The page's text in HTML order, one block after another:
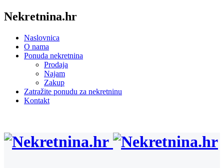
Nekretnina.hr
Naslovnica
O nama
Ponuda nekretnina
Prodaja
Najam
Zakup
Zatražite ponudu za nekretninu
Kontakt